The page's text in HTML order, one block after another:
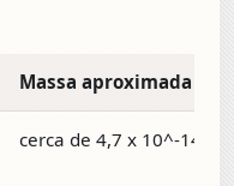
Massa aproximada
cerca de 4,7 x 10^-14 kg